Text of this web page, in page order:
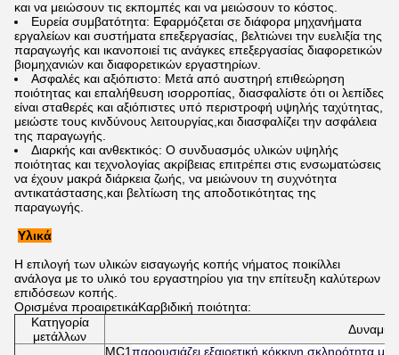
και να μειώσουν τις εκπομπές και να μειώσουν το κόστος.
Ευρεία συμβατότητα: Εφαρμόζεται σε διάφορα μηχανήματα
εργαλείων και συστήματα επεξεργασίας, βελτιώνει την ευελιξία της
παραγωγής και ικανοποιεί τις ανάγκες επεξεργασίας διαφορετικών
βιομηχανιών και διαφορετικών εργαστηρίων.
Ασφαλές και αξιόπιστο: Μετά από αυστηρή επιθεώρηση
ποιότητας και επαλήθευση ισορροπίας, διασφαλίστε ότι οι λεπίδες
είναι σταθερές και αξιόπιστες υπό περιστροφή υψηλής ταχύτητας,
μειώστε τους κινδύνους λειτουργίας,και διασφαλίζει την ασφάλεια
της παραγωγής.
Διαρκής και ανθεκτικός: Ο συνδυασμός υλικών υψηλής
ποιότητας και τεχνολογίας ακρίβειας επιτρέπει στις ενσωματώσεις
να έχουν μακρά διάρκεια ζωής, να μειώνουν τη συχνότητα
αντικατάστασης,και βελτίωση της αποδοτικότητας της
παραγωγής.
Υλικά
Η επιλογή των υλικών εισαγωγής κοπής νήματος ποικίλλει
ανάλογα με το υλικό του εργαστηρίου για την επίτευξη καλύτερων
επιδόσεων κοπής.
Ορισμένα προαιρετικάΚαρβιδική ποιότητα:
Κατηγορία
μετάλλων
MC1παρουσιάζει εξαιρετική κόκκινη σκληρότητα